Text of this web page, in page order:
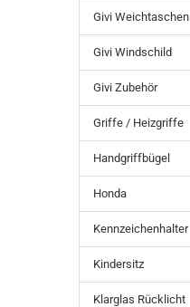
Givi Weichtaschen
Givi Windschild
Givi Zubehör
Griffe / Heizgriffe
Handgriffbügel
Honda
Kennzeichenhalter
Kindersitz
Klarglas Rücklicht